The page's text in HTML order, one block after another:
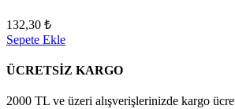
132,30 ₺
Sepete Ekle
ÜCRETSİZ KARGO
2000 TL ve üzeri alışverişlerinizde kargo